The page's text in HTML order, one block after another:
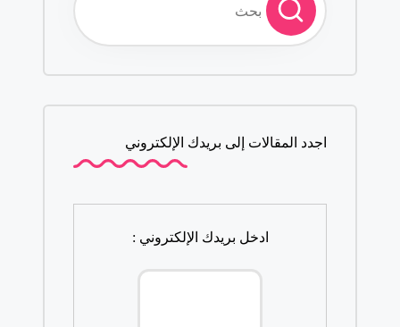
اجدد المقالات إلى بريدك الإلكتروني
ادخل بريدك الإلكتروني :